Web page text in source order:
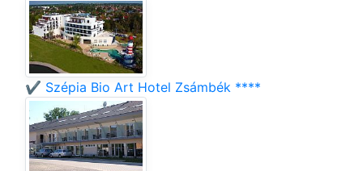
✔️ Szépia Bio Art Hotel Zsámbék ****